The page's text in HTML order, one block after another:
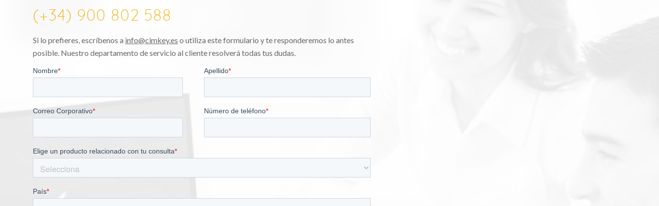
(+34) 900 802 588
Si lo prefieres, escríbenos a info@cimkey.es o utiliza este formulario y te responderemos lo antes
posible. Nuestro departamento de servicio al cliente resolverá todas tus dudas.